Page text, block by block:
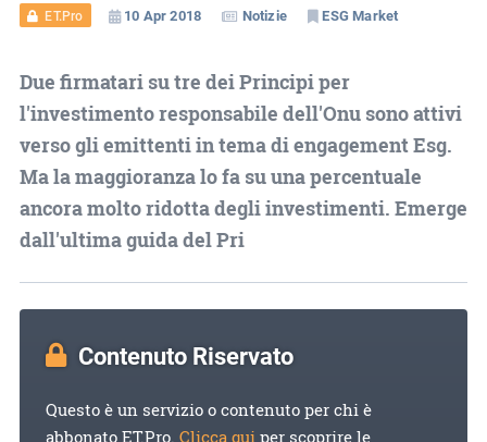
ET.Pro 10 Apr 2018 Notizie ESG Market
Due firmatari su tre dei Principi per
l'investimento responsabile dell'Onu sono attivi
verso gli emittenti in tema di engagement Esg.
Ma la maggioranza lo fa su una percentuale
ancora molto ridotta degli investimenti. Emerge
dall'ultima guida del Pri
Contenuto Riservato
Questo è un servizio o contenuto per chi è
abbonato ET.Pro. Clicca quiper scoprire le